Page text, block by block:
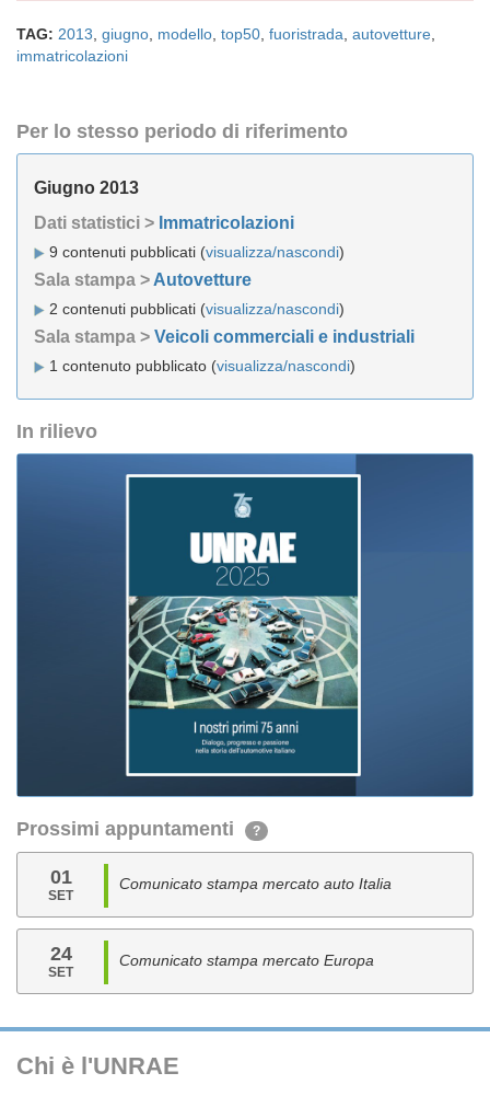
TAG: 2013 giugno modello top50 fuoristrada autovetture
immatricolazioni
Per lo stesso periodo di riferimento
Giugno 2013
Dati statistici > Immatricolazioni
9 contenuti pubblicati (visualizza/nascondi)
Sala stampa > Autovetture
2 contenuti pubblicati (visualizza/nascondi)
Sala stampa > Veicoli commerciali e industriali
1 contenuto pubblicato (visualizza/nascondi)
In rilievo
Prossimi appuntamenti ?
01
SET
Comunicato stampa mercato auto Italia
24
SET
Comunicato stampa mercato Europa
Chi è l'UNRAE